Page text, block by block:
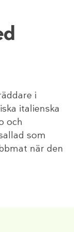
i
italienska
och
som
när den